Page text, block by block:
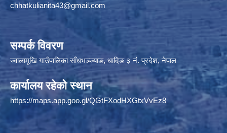
chhatkulianita43@gmail.com
सम्पर्क विवरण
ज्वालामूखि गाउँपालिका साँधभञ्ज्याङ, धादिङ ३ नं. प्रदेश, नेपाल
कार्यालय रहेको स्थान
https://maps.app.goo.gl/QGtFXodHXGtxVvEz8